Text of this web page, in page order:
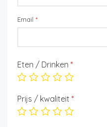
Email *
Eten / Drinken *
Prijs / kwaliteit *